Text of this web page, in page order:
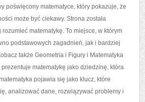
poświęcony matematyce, który pokazuje, że
może być ciekawy. Strona została
matematykę. To miejsce, w którym
podstawowych zagadnień, jak i bardziej
także Geometria i Figury i Matematyka
matematykę jako dziedzinę, która
pojawia się jako klucz, które
analizować dane, rozwiązywać problemy i